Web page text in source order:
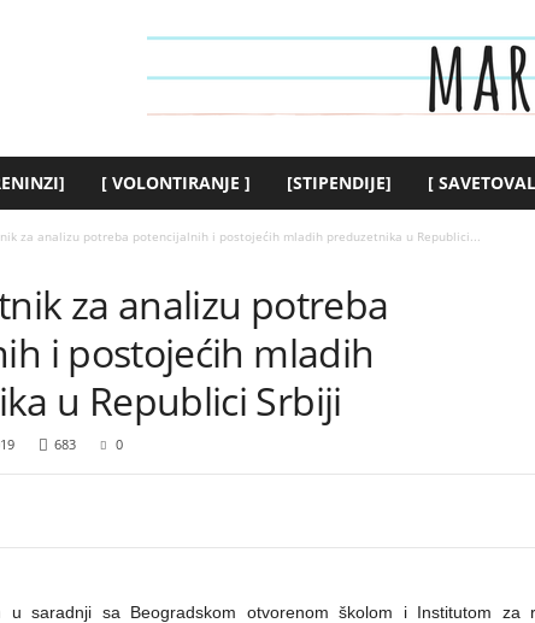
[ VOLONTIRANJE ] [STIPENDIJE] [
za analizu potreba potencijalnih i postojećih mladih preduzetnika u Republici...
za analizu potreba
i postojećih mladih
u Republici Srbiji
683 0
u saradnji sa Beogradskom otvorenom školom i Institutom za